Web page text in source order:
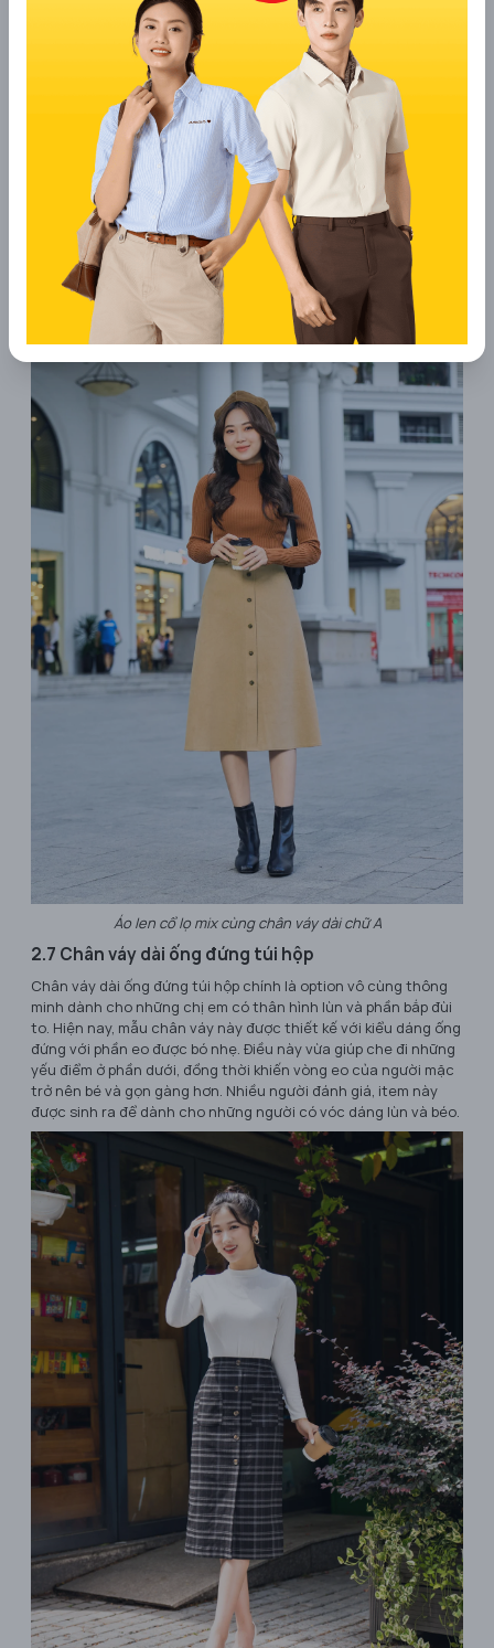
2.6 Chân váy dài chữ A nẹp cúc
Điểm qua các mẫu váy dài cho người lùn, chúng ta không thể
bỏ qua chân váy dài chữ A nẹp cúc. Đây được coi là "cứu cánh"
tuyệt vời dành cho những tín đồ công sở. Bởi nó có khả năng
tạo hiệu ứng kéo dài chân cực đỉnh, đồng thời làm tôn lên
vòng ba quyến rũ của mình. Chưa kể với phần dây eo được bó
nhẹ, item này còn giúp vòng bụng của chị em thon gọn và bắt
mắt hơn.
Bên cạnh đó, chân váy còn được thiết kế thêm phần khuy ở
đằng trước, tạo thêm điểm nhấn cho cả set đồ.
Với trang phục này, các bạn có thể phối thêm áo polo, sơ mi, áo
thun,..để hoàn thiện set đồ. Ngoài ra, cũng đừng quên "đóng
thùng" chiếc áo lại để hack dáng nhé!
Áo len cổ lọ mix cùng chân váy dài chữ A
2.7 Chân váy dài ống đứng túi hộp
Chân váy dài ống đứng túi hộp chính là option vô cùng thông
minh dành cho những chị em có thân hình lùn và phần bắp đùi
to. Hiện nay, mẫu chân váy này được thiết kế với kiểu dáng ống
đứng với phần eo được bó nhẹ. Điều này vừa giúp che đi những
yếu điểm ở phần dưới, đồng thời khiến vòng eo của người mặc
trở nên bé và gọn gàng hơn. Nhiều người đánh giá, item này
được sinh ra để dành cho những người có vóc dáng lùn và béo.